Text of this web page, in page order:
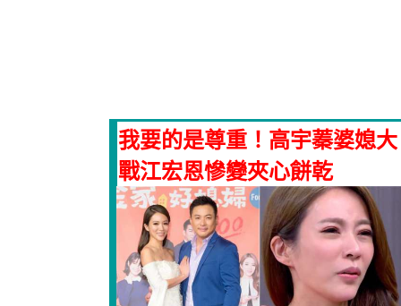
我要的是尊重！高宇蓁婆媳大
戰江宏恩慘變夾心餅乾